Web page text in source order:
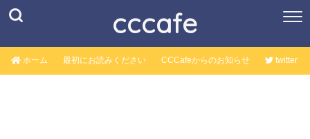
cccafe
ホーム 最初にお読みください CCCafeからのお知らせ twitter